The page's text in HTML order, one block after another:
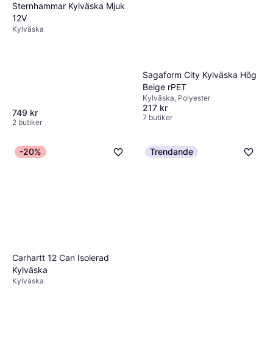
Sternhammar Kylväska Mjuk
12V
Kylväska
749 kr
2 butiker
Sagaform City Kylväska Hög
Beige rPET
Kylväska, Polyester
217 kr
7 butiker
-20%
Carhartt 12 Can Isolerad
Kylväska
Kylväska
Trendande